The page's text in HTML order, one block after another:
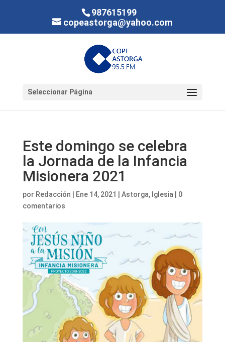
987615199
copeastorga@yahoo.com
Seleccionar Página
Este domingo se celebra
la Jornada de la Infancia
Misionera 2021
por Redacción Ene 14, 2021 Astorga, Iglesia
0
comentarios